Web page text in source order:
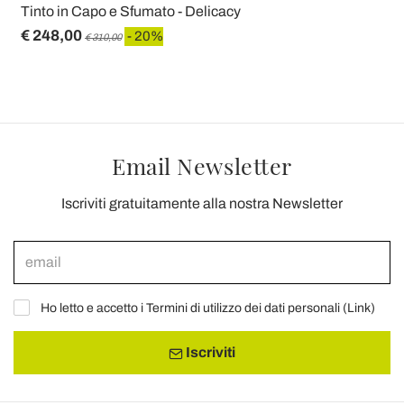
Tinto in Capo e Sfumato - Delicacy
€ 248,00 € 310,00 - 20%
Email Newsletter
Iscriviti gratuitamente alla nostra Newsletter
Ho letto e accetto i Termini di utilizzo dei dati personali (Link)
Iscriviti